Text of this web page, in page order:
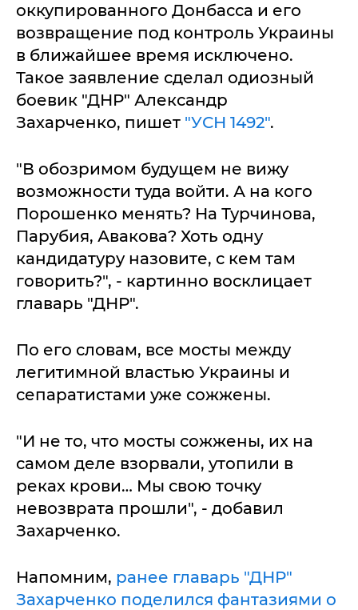
оккупированного Донбасса и его
возвращение под контроль Украины
в ближайшее время исключено.
Такое заявление сделал одиозный
боевик "ДНР" Александр
Захарченко, пишет "УСН 1492".
"В обозримом будущем не вижу
возможности туда войти. А на кого
Порошенко менять? На Турчинова,
Парубия, Авакова? Хоть одну
кандидатуру назовите, с кем там
говорить?", - картинно восклицает
главарь "ДНР".
По его словам, все мосты между
легитимной властью Украины и
сепаратистами уже сожжены.
"И не то, что мосты сожжены, их на
самом деле взорвали, утопили в
реках крови… Мы свою точку
невозврата прошли", - добавил
Захарченко.
Напомним, ранее главарь "ДНР"
Захарченко поделился фантазиями о